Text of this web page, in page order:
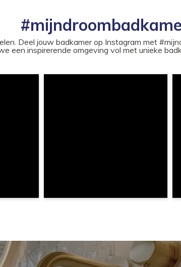
Deel jouw badkamer op Instagram met
een inspirerende omgeving vol met unieke